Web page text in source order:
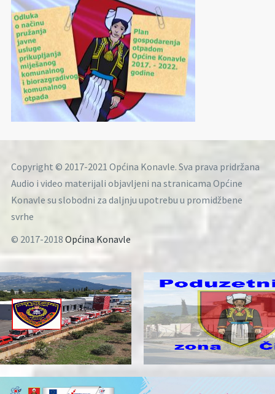
Copyright © 2017-2021 Općina Konavle. Sva prava pridržana
Audio i video materijali objavljeni na stranicama Općine
Konavle su slobodni za daljnju upotrebu u promidžbene
svrhe
© 2017-2018 Općina Konavle